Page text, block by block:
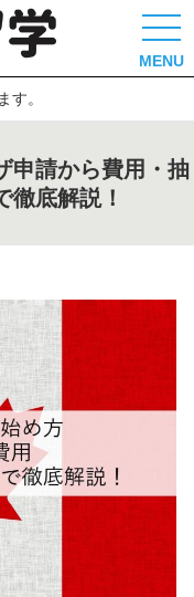
MENU
す。
申請から費用・抽
徹底解説！